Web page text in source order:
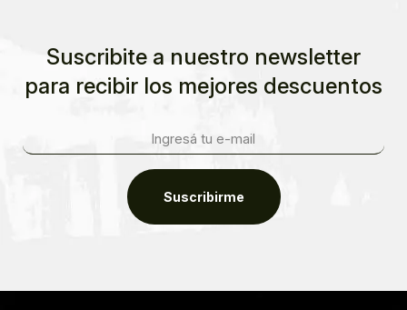
Suscribite a nuestro newsletter
para recibir los mejores descuentos
Suscribirme